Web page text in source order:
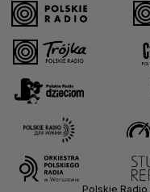
Polskie Radio